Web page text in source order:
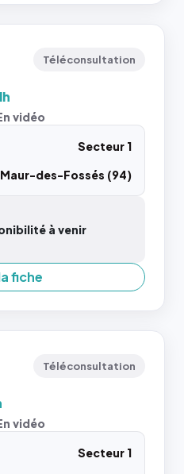
Téléconsultation
vidéo
Secteur 1
des-Fossés (94)
à venir
fiche
Téléconsultation
vidéo
Secteur 1